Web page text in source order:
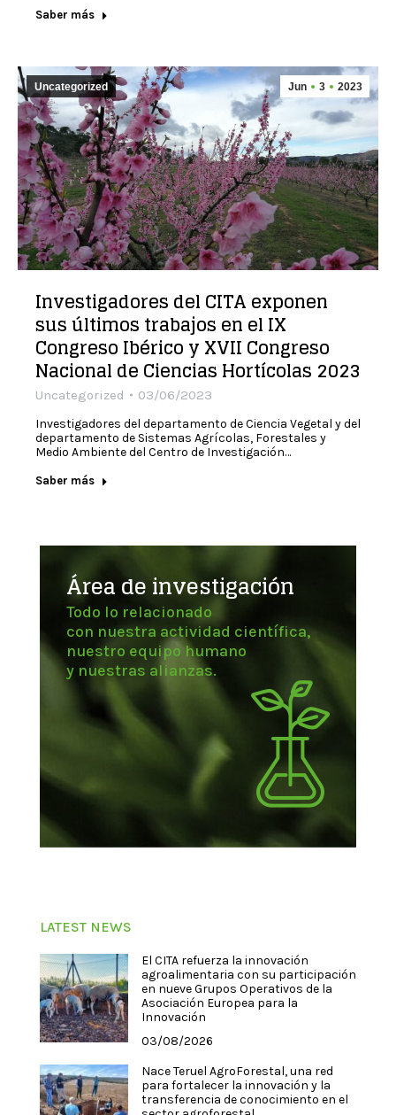
Saber más
Jun 3 2023
Uncategorized
Investigadores del CITA exponen
sus últimos trabajos en el IX
Congreso Ibérico y XVII Congreso
Nacional de Ciencias Hortícolas 2023
Uncategorized 03/06/2023
Investigadores del departamento de Ciencia Vegetal y del
departamento de Sistemas Agrícolas, Forestales y
Medio Ambiente del Centro de Investigación…
Saber más
Área de investigación
Todo lo relacionado
con nuestra actividad científica,
nuestro equipo humano
y nuestras alianzas.
LATEST NEWS
El CITA refuerza la innovación
agroalimentaria con su participación
en nueve Grupos Operativos de la
Asociación Europea para la
Innovación
03/08/2026
Nace Teruel AgroForestal, una red
para fortalecer la innovación y la
transferencia de conocimiento en el